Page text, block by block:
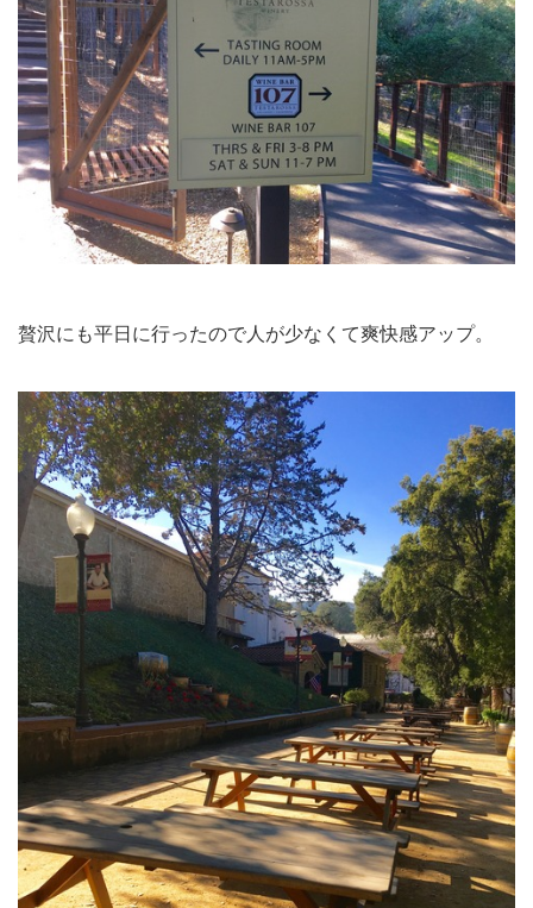
贅沢にも平日に行ったので人が少なくて爽快感アップ。